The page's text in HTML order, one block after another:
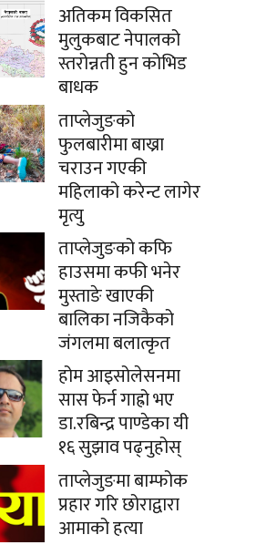
अतिकम विकसित
मुलुकबाट नेपालको
स्तरोन्नती हुन कोभिड
बाधक
ताप्लेजुङको
फुलबारीमा बाख्रा
चराउन गएकी
महिलाको करेन्ट लागेर
मृत्यु
ताप्लेजुङको कफि
हाउसमा कफी भनेर
मुस्ताङे खाएकी
बालिका नजिकैको
जंगलमा बलात्कृत
होम आइसोलेसनमा
सास फेर्न गाह्रो भए
डा.रबिन्द्र पाण्डेका यी
१६ सुझाव पढ्नुहोस्
ताप्लेजुङमा बाम्फोक
प्रहार गरि छोराद्वारा
आमाको हत्या